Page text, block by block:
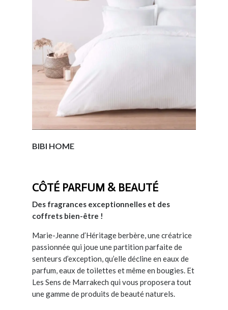
BIBI HOME
CÔTÉ PARFUM & BEAUTÉ
Des fragrances exceptionnelles et des
coffrets bien-être !
Marie-Jeanne d’Héritage berbère, une créatrice
passionnée qui joue une partition parfaite de
senteurs d’exception, qu’elle décline en eaux de
parfum, eaux de toilettes et même en bougies. Et
Les Sens de Marrakech qui vous proposera tout
une gamme de produits de beauté naturels.